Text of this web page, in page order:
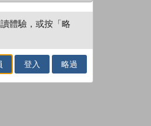
錄
體驗，或按「略
登入 略過